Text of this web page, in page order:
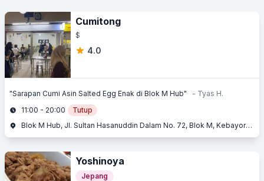
Cumitong
$
4.0
"Sarapan Cumi Asin Salted Egg Enak di Blok M Hub"
- Tyas H.
11:00 - 20:00
Tutup
Blok M Hub, Jl. Sultan Hasanuddin Dalam No. 72, Blok M, Kebayoran Baru, Jakarta Selatan
Yoshinoya
Jepang